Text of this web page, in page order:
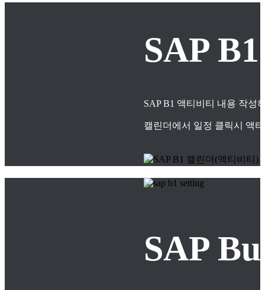
SAP
SAP B1 액티비티 내용 작성
캘린더에서 일정 클릭시 액
SAP